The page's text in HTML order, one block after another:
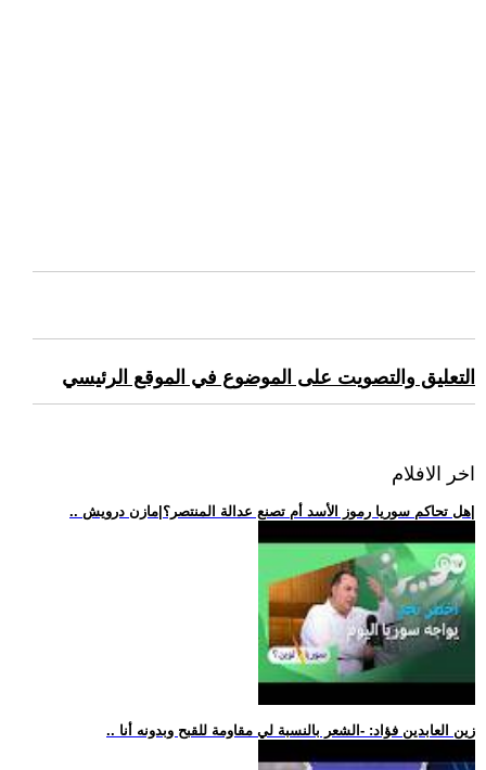
التعليق والتصويت على الموضوع في الموقع الرئيسي
اخر الافلام
.. زين العابدين فؤاد: -الشعر بالنسبة لي مقاومة للقبح وبدونه أنا